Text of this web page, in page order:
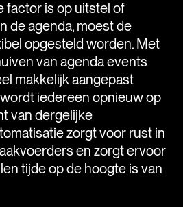
factor is op uitstel of
de agenda, moest de
opgesteld worden. Met
van agenda events
makkelijk aangepast
iedereen opnieuw op
van dergelijke
zorgt voor rust in
en zorgt ervoor
tijde op de hoogte is van